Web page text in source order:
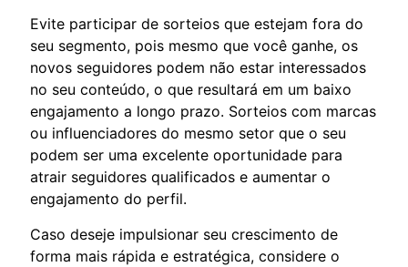
Evite participar de sorteios que estejam fora do
seu segmento, pois mesmo que você ganhe, os
novos seguidores podem não estar interessados
no seu conteúdo, o que resultará em um baixo
engajamento a longo prazo. Sorteios com marcas
ou influenciadores do mesmo setor que o seu
podem ser uma excelente oportunidade para
atrair seguidores qualificados e aumentar o
engajamento do perfil.
Caso deseje impulsionar seu crescimento de
forma mais rápida e estratégica, considere o